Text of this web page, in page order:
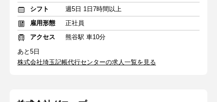
シフト
週5日 1日7時間以上
雇用形態
正社員
アクセス
熊谷駅 車10分
あと5日
株式会社埼玉記帳代行センターの求人一覧を見る